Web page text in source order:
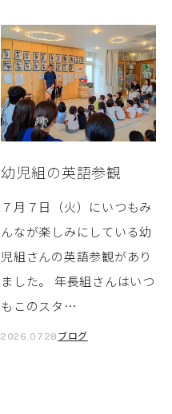
幼児組の英語参観
７月７日（火）にいつもみ
んなが楽しみにしている幼
児組さんの英語参観があり
ました。 年長組さんはいつ
もこのスタ…
2026.07.28 ブログ